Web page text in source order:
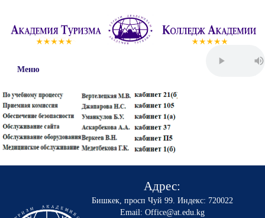
Меню
Адрес:
Бишкек, просп Чуй 99. Индекс: 720022
Email: Office@at.edu.kg